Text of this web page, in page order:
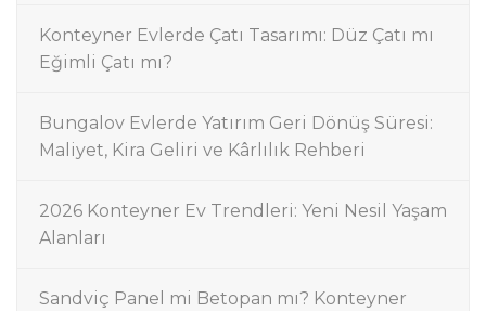
Konteyner Evlerde Çatı Tasarımı: Düz Çatı mı
Eğimli Çatı mı?
Bungalov Evlerde Yatırım Geri Dönüş Süresi:
Maliyet, Kira Geliri ve Kârlılık Rehberi
2026 Konteyner Ev Trendleri: Yeni Nesil Yaşam
Alanları
Sandviç Panel mi Betopan mı? Konteyner